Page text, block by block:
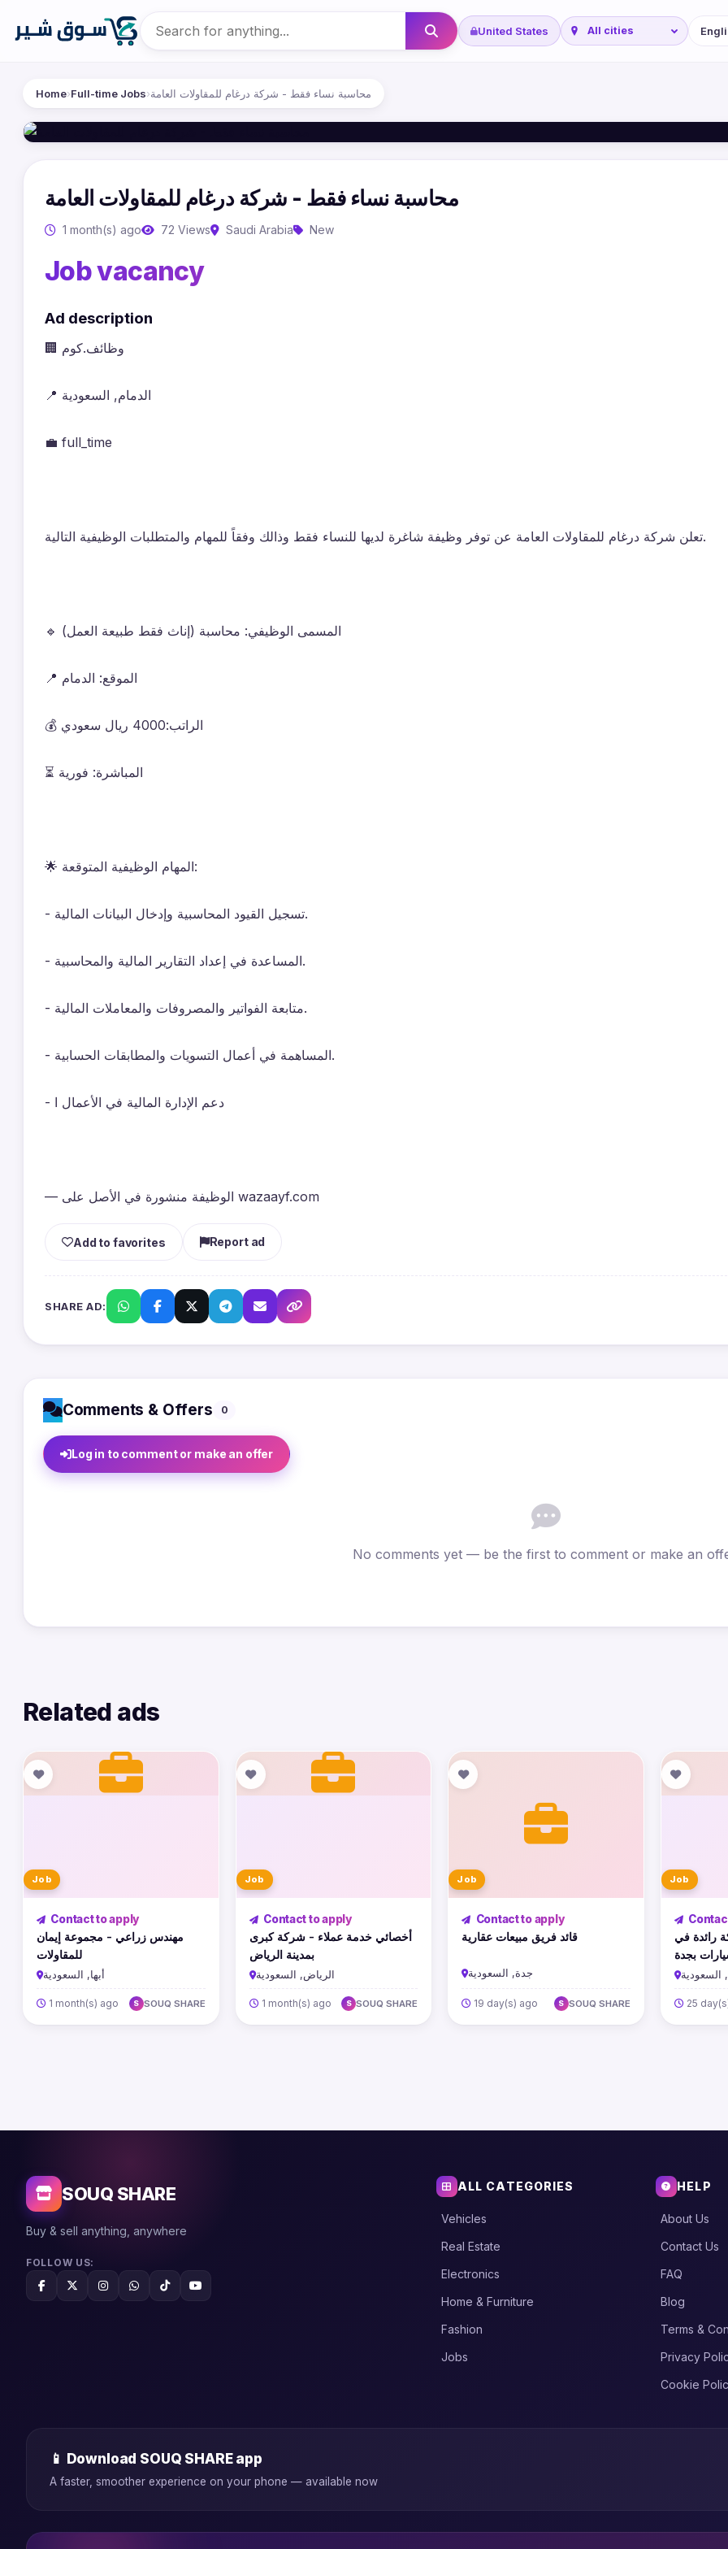
United States
Home›Full-time Jobs›محاسبة نساء فقط - شركة درغام للمقاولات العامة
محاسبة نساء فقط - شركة درغام للمقاولات العامة
1 month(s) ago 72 Views Saudi Arabia New
Job vacancy
Ad description
🏢 وظائف.كوم
📍 الدمام, السعودية
💼 full_time
تعلن شركة درغام للمقاولات العامة عن توفر وظيفة شاغرة لديها للنساء فقط وذالك وفقاً للمهام والمتطلبات الوظيفية التالية.
🔹 المسمى الوظيفي: محاسبة (إناث فقط طبيعة العمل)
📍 الموقع: الدمام
💰 الراتب:4000 ريال سعودي
⏳ المباشرة: فورية
🌟 المهام الوظيفية المتوقعة:
- تسجيل القيود المحاسبية وإدخال البيانات المالية.
- المساعدة في إعداد التقارير المالية والمحاسبية.
- متابعة الفواتير والمصروفات والمعاملات المالية.
- المساهمة في أعمال التسويات والمطابقات الحسابية.
- دعم الإدارة المالية في الأعمال ا
— الوظيفة منشورة في الأصل على wazaayf.com
Add to favorites Report ad
SHARE AD:
Comments & Offers 0
Log in to comment or make an offer
No comments yet — be the first to comment or make an
Related ads
Job
Contact to apply
مهندس زراعي - مجموعة إيمان
للمقاولات
أبها, السعودية
1 month(s) ago S SOUQ SHARE
Job
Contact to apply
أخصائي خدمة عملاء - شركة كبرى
بمدينة الرياض
الرياض, السعودية
1 month(s) ago S SOUQ SHARE
Job
Contact to apply
قائد فريق مبيعات عقارية
جدة, السعودية
19 day(s) ago S SOUQ SHARE
Job
رائدة في
بجدة
السعودية
25
SOUQ SHARE
Buy & sell anything, anywhere
FOLLOW US:
ALL CATEGORIES
Vehicles
Real Estate
Electronics
Home & Furniture
Fashion
Jobs
HELP
About Us
Contact Us
FAQ
Blog
Terms &
Privacy
Cookie
📱 Download SOUQ SHARE app
A faster, smoother experience on your phone — available now